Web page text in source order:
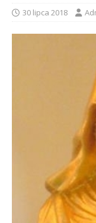
30 lipca 2018